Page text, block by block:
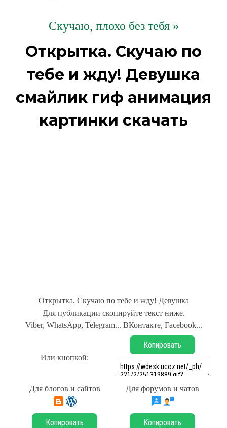
Скучаю, плохо без тебя »
Открытка. Скучаю по
тебе и жду! Девушка
смайлик гиф анимация
картинки скачать
Открытка. Скучаю по тебе и жду! Девушка
Для публикации скопируйте текст ниже.
Viber, WhatsApp, Telegram... ВКонтакте, Facebook...
Или кнопкой:
Копировать
Для блогов и сайтов Для форумов и чатов
Копировать Копировать